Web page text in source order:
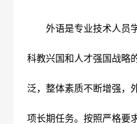
外语是专业技术人员学
科教兴国和人才强国战略
泛，整体素质不断增强，
项长期任务。按照严格要